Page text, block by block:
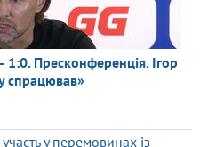
Пресконференція. Ігор
спрацював»
у перемовинах із